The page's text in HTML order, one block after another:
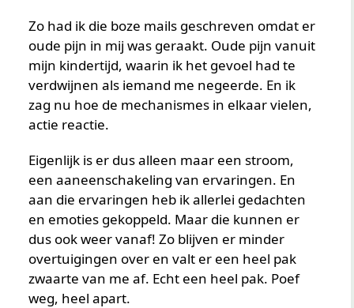
Zo had ik die boze mails geschreven omdat er
oude pijn in mij was geraakt. Oude pijn vanuit
mijn kindertijd, waarin ik het gevoel had te
verdwijnen als iemand me negeerde. En ik
zag nu hoe de mechanismes in elkaar vielen,
actie reactie.
Eigenlijk is er dus alleen maar een stroom,
een aaneenschakeling van ervaringen. En
aan die ervaringen heb ik allerlei gedachten
en emoties gekoppeld. Maar die kunnen er
dus ook weer vanaf! Zo blijven er minder
overtuigingen over en valt er een heel pak
zwaarte van me af. Echt een heel pak. Poef
weg, heel apart.